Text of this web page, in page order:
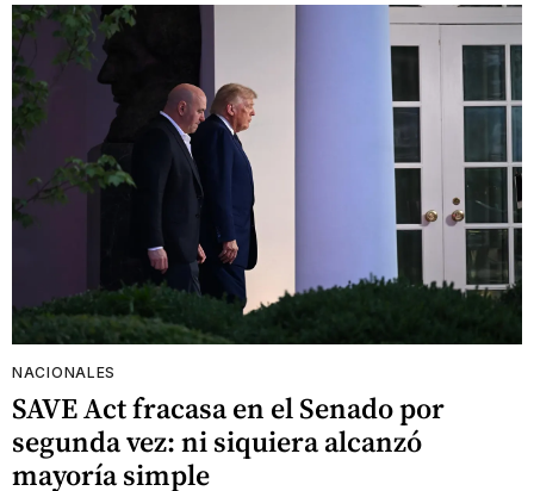
NACIONALES
SAVE Act fracasa en el Senado por
segunda vez: ni siquiera alcanzó
mayoría simple